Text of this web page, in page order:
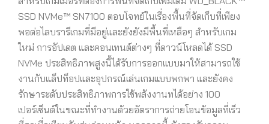
SSD NVMe™ SN7100 ตอบโจทย์ในเรื่องพื้นที่จัดเก็บที่เพียง
พอต่อไลบรารีเกมที่มีอยู่และยังยังมีพื้นที่เหลือๆ สำหรับเกม
ใหม่ การอัปเดต และคอนเทนต์ต่างๆ ที่ดาวน์โหลดได้ SSD
NVMe ประสิทธิภาพสูงนี้ได้รับการออกแบบมาให้สามารถใช้
งานกับแล็ปท็อปและอุปกรณ์เล่นเกมแบบพกพา และยังคง
รักษาระดับประสิทธิภาพการใช้พลังงานทได้อย่าง 100
เปอร์เซ็นต์ในขณะที่ทำงานด้วยอัตราการถ่ายโอนข้อมูลที่เร็ว